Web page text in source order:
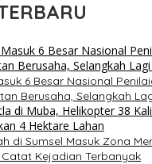
6 Besar Nasional
Berusaha, Selangkah
di Sumsel Masuk Zona
Kejadian Terbanyak